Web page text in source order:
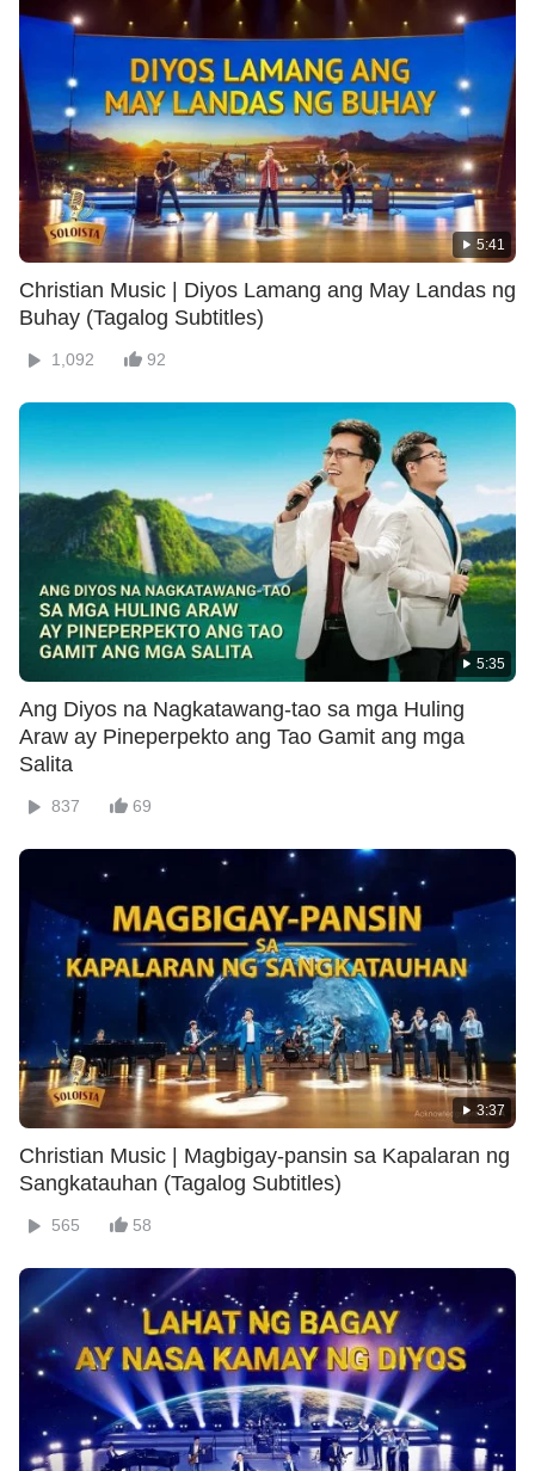
5:41
Christian Music | Diyos Lamang ang May Landas ng
Buhay (Tagalog Subtitles)
1,092 92
5:35
Ang Diyos na Nagkatawang-tao sa mga Huling
Araw ay Pineperpekto ang Tao Gamit ang mga
Salita
837 69
3:37
Christian Music | Magbigay-pansin sa Kapalaran ng
Sangkatauhan (Tagalog Subtitles)
565 58